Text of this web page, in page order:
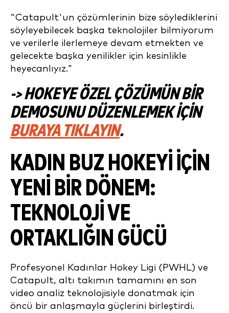
"Catapult'un çözümlerinin bize söylediklerini
söyleyebilecek başka teknolojiler bilmiyorum
ve verilerle ilerlemeye devam etmekten ve
gelecekte başka yenilikler için kesinlikle
heyecanlıyız."
-> HOKEYE ÖZEL ÇÖZÜMÜN BIR
DEMOSUNU DÜZENLEMEK IÇIN
BURAYA TIKLAYIN.
KADIN BUZ HOKEYI IÇIN
YENI BIR DÖNEM:
TEKNOLOJI VE
ORTAKLIĞIN GÜCÜ
Profesyonel Kadınlar Hokey Ligi (PWHL) ve
Catapult, altı takımın tamamını en son
video analiz teknolojisiyle donatmak için
öncü bir anlaşmayla güçlerini birleştirdi.